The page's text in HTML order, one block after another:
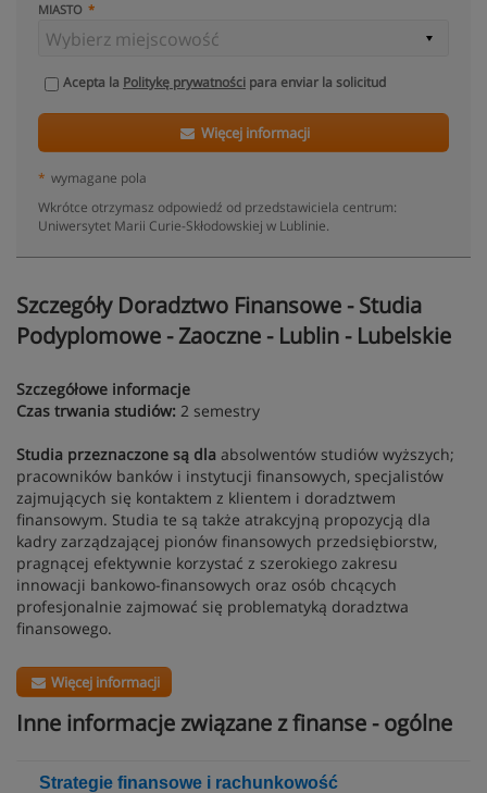
MIASTO
Acepta la Politykę prywatności para enviar la solicitud
Więcej informacji
* wymagane pola
Wkrótce otrzymasz odpowiedź od przedstawiciela centrum:
Uniwersytet Marii Curie-Skłodowskiej w Lublinie.
Szczegóły Doradztwo Finansowe - Studia
Podyplomowe - Zaoczne - Lublin - Lubelskie
Szczegółowe informacje
Czas trwania studiów: 2 semestry
Studia przeznaczone są dla absolwentów studiów wyższych;
pracowników banków i instytucji finansowych, specjalistów
zajmujących się kontaktem z klientem i doradztwem
finansowym. Studia te są także atrakcyjną propozycją dla
kadry zarządzającej pionów finansowych przedsiębiorstw,
pragnącej efektywnie korzystać z szerokiego zakresu
innowacji bankowo-finansowych oraz osób chcących
profesjonalnie zajmować się problematyką doradztwa
finansowego.
Więcej informacji
Inne informacje związane z finanse - ogólne
Strategie finansowe i rachunkowość